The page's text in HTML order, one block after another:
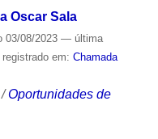
Oscar Sala
03/08/2023 — última
em: Chamada
/Oportunidades de